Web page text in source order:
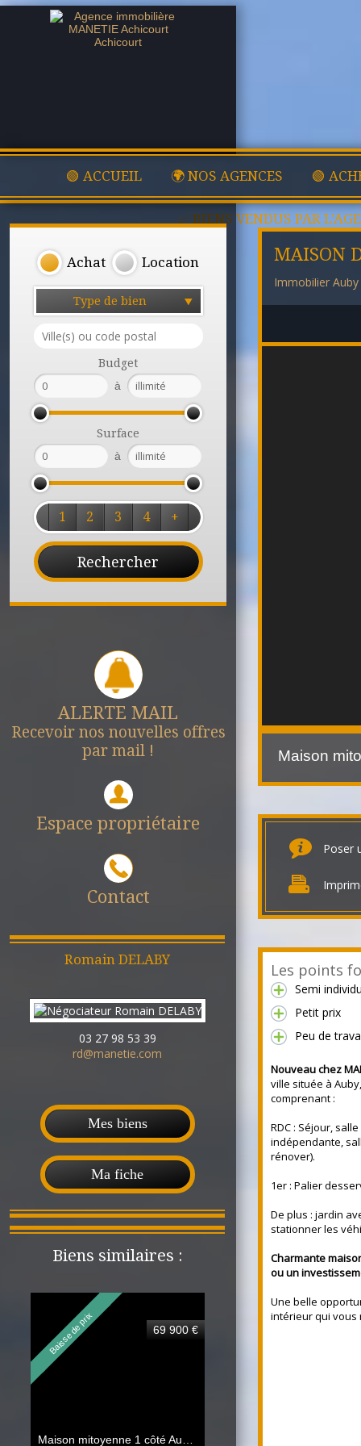
🟢 ACCUEIL 🌍 NOS AGENCES 🟢
✅ BIENS VENDUS PAR
Achat Location
Type de bien
Budget
à
Surface
à
1 2 3 4 +
ALERTE MAIL
Recevoir nos nouvelles offres
par mail !
Espace propriétaire
Contact
Romain DELABY
03 27 98 53 39
rd@manetie.com
Mes biens
Ma fiche
Biens similaires :
Baisse de prix 69 900 €
MAISON
Immobilier Auby
Maison
Poser
Les points
Semi
Petit prix
Peu de
Nouveau chez
ville située à
comprenant :
RDC : Séjour,
indépendante,
rénover).
1er : Palier
De plus : jardin
stationner les
Charmante
ou un
Une belle
intérieur qui vous